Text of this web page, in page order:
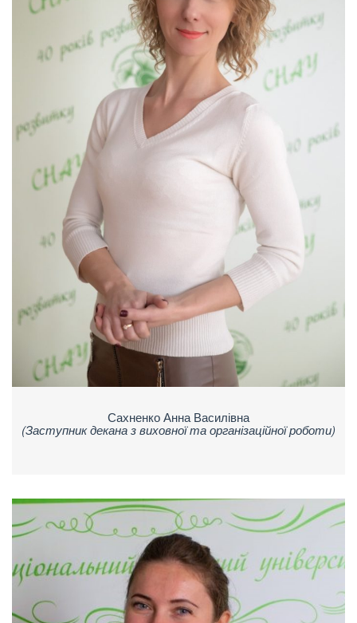
Сахненко Анна Василівна
(Заступник декана з виховної та організаційної роботи)